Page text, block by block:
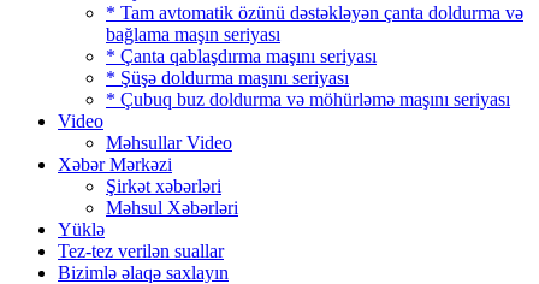
* Tam avtomatik özünü dəstəkləyən çanta doldurma və
bağlama maşın seriyası
* Çanta qablaşdırma maşını seriyası
* Şüşə doldurma maşını seriyası
* Çubuq buz doldurma və möhürləmə maşını seriyası
Video
Məhsullar Video
Xəbər Mərkəzi
Şirkət xəbərləri
Məhsul Xəbərləri
Yüklə
Tez-tez verilən suallar
Bizimlə əlaqə saxlayın